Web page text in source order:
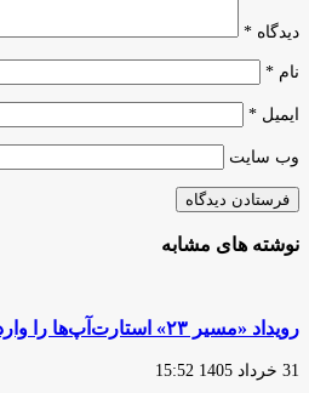
دیدگاه *
نام *
ایمیل *
وب‌ سایت
نوشته های مشابه
رویداد «مسیر ۲۳» استارت‌آپ‌ها را وارد بازی بزرگ نوآوری می‌کند
31 خرداد 1405 15:52